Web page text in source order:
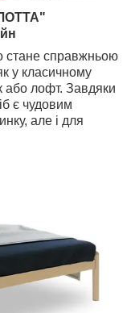
стане справжньою
у класичному
або лофт. Завдяки
є чудовим
але і для